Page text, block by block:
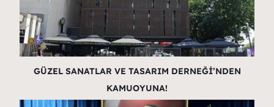
GÜZEL SANATLAR VE TASARIM DERNEĞİ’NDEN
KAMUOYUNA!